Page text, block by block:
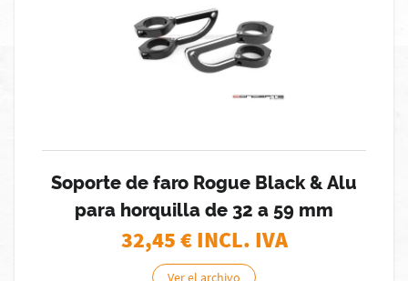
Soporte de faro Rogue Black & Alu
para horquilla de 32 a 59 mm
32,45€ INCL. IVA
Ver el archivo